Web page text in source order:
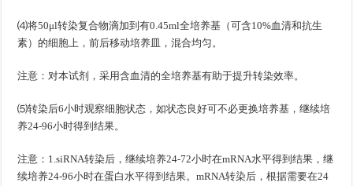
⑷将50μl转染复合物滴加到有0.45ml全培养基（可含10%血清和抗生
素）的细胞上，前后移动培养皿，混合均匀。
注意：对本试剂，采用含血清的全培养基有助于提升转染效率。
⑸转染后6小时观察细胞状态，如状态良好可不必更换培养基，继续培
养24-96小时得到结果。
注意：1.siRNA转染后，继续培养24-72小时在mRNA水平得到结果，继
续培养24-96小时在蛋白水平得到结果。mRNA转染后，根据需要在24